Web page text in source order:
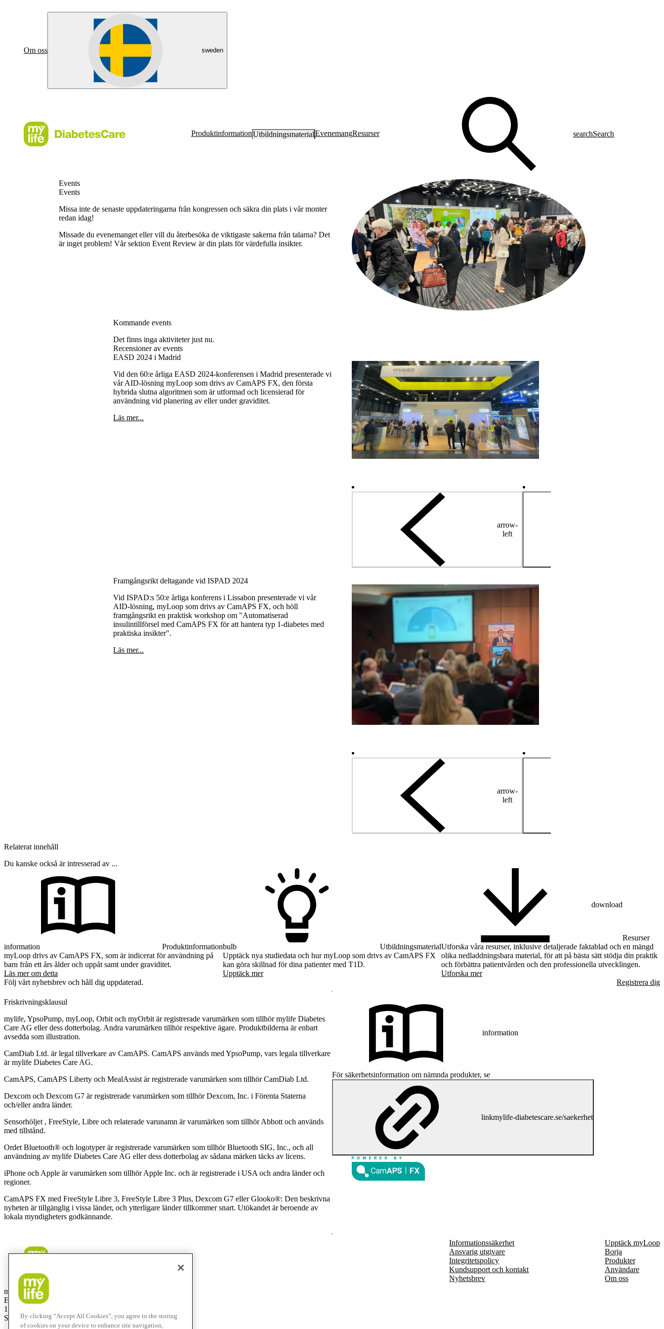
Om oss sweden
ProduktinformationUt­bild­nings­ma­te­ri­alEvenemangResurser searchSearch
Events
Events
Missa inte de senaste uppdateringarna från kongressen och säkra din plats i vår monter
redan idag!
Missade du evenemanget eller vill du återbesöka de viktigaste sakerna från talarna? Det
är inget problem! Vår sektion Event Review är din plats för värdefulla insikter.
Kommande events
Det finns inga aktiviteter just nu.
Recensioner av events
EASD 2024 i Madrid
Vid den 60:e årliga EASD 2024-konferensen i Madrid presenterade vi
vår AID-lösning myLoop som drivs av CamAPS FX, den första
hybrida slutna algoritmen som är utformad och licensierad för
användning vid planering av eller under graviditet.
Läs mer...
arrow-
left
Framgångsrikt deltagande vid ISPAD 2024
Vid ISPAD:s 50:e årliga konferens i Lissabon presenterade vi vår
AID-lösning, myLoop som drivs av CamAPS FX, och höll
framgångsrikt en praktisk workshop om "Automatiserad
insulintillförsel med CamAPS FX för att hantera typ 1-diabetes med
praktiska insikter".
Läs mer...
arrow-
left
Relaterat innehåll
Du kanske också är intresserad av ...
information
Produktinformation
myLoop drivs av CamAPS FX, som är indicerat för användning på
barn från ett års ålder och uppåt samt under graviditet.
Läs mer om detta
bulb
Utbildningsmaterial
Upptäck nya studiedata och hur myLoop som drivs av CamAPS FX
kan göra skillnad för dina patienter med T1D.
Upptäck mer
download
Resurser
Utforska våra resurser, inklusive detaljerade faktablad och en mängd
olika nedladdningsbara material, för att på bästa sätt stödja din praktik
och förbättra patientvården och den professionella utvecklingen.
Utforska mer
Följ vårt nyhetsbrev och håll dig uppdaterad.
Registrera dig
Friskrivningsklausul
mylife, YpsoPump, myLoop, Orbit och myOrbit är registrerade varumärken som tillhör mylife Diabetes
Care AG eller dess dotterbolag. Andra varumärken tillhör respektive ägare. Produktbilderna är enbart
avsedda som illustration.
CamDiab Ltd. är legal tillverkare av CamAPS. CamAPS används med YpsoPump, vars legala tillverkare
är mylife Diabetes Care AG.
CamAPS, CamAPS Liberty och MealAssist är registrerade varumärken som tillhör CamDiab Ltd.
Dexcom och Dexcom G7 är registrerade varumärken som tillhör Dexcom, Inc. i Förenta Staterna
och/eller andra länder.
Sensorhöljet , FreeStyle, Libre och relaterade varunamn är varumärken som tillhör Abbott och används
med tillstånd.
Ordet Bluetooth® och logotyper är registrerade varumärken som tillhör Bluetooth SIG, Inc., och all
användning av mylife Diabetes Care AG eller dess dotterbolag av sådana märken täcks av licens.
iPhone och Apple är varumärken som tillhör Apple Inc. och är registrerade i USA och andra länder och
regioner.
CamAPS FX med FreeStyle Libre 3, FreeStyle Libre 3 Plus, Dexcom G7 eller Glooko®: Den beskrivna
nyheten är tillgänglig i vissa länder, och ytterligare länder tillkommer snart. Utökandet är beroende av
lokala myndigheters godkännande.
information
För säkerhetsinformation om nämnda produkter, se
linkmylife-diabetescare.se/saekerhet
mylife Diabetes Care AB
Elektrogatan 10, 7 tr
171 54 Solna
Sweden
Informationssäkerhet
Ansvarig utgivare
Integritetspolicy
Kundsupport och kontakt
Nyhetsbrev
Upptäck myLoop
Borja
Produkter
Användare
Om oss
By clicking “Accept All Cookies”, you agree to the storing
of cookies on your device to enhance site navigation,